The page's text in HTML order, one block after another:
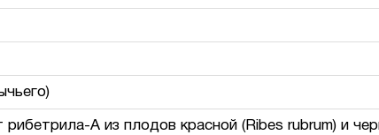
рибетрила-A из плодов красной (Ribes rubrum) и